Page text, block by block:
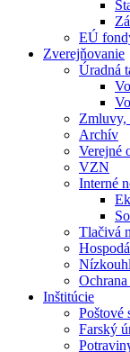
EÚ
Zverejňovanie
Úradná
Zmluvy,
Archív
Verejné
VZN
Interné
Tlačivá
Inštitúcie
Poštové
Farský